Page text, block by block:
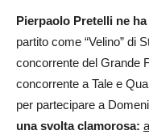
Pierpaolo Pretelli ne
partito come “Velino” di
concorrente del Grande
concorrente a Tale e
per partecipare a
una svolta clamorosa: